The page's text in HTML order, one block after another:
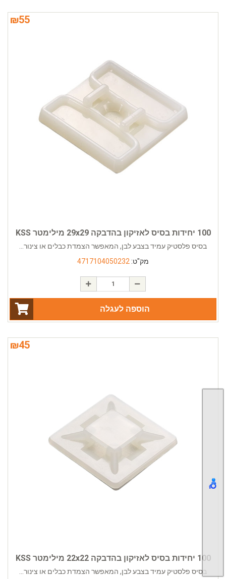
₪55
100 יחידות בסיס לאזיקון בהדבקה 29x29 מילימטר KSS
בסיס פלסטיק עמיד בצבע לבן, המאפשר הצמדת כבלים או צינור...
מק"ט: 4717104050232
הוספה לעגלה
₪45
100 יחידות בסיס לאזיקון בהדבקה 22x22 מילימטר KSS
בסיס פלסטיק עמיד בצבע לבן, המאפשר הצמדת כבלים או צינור...